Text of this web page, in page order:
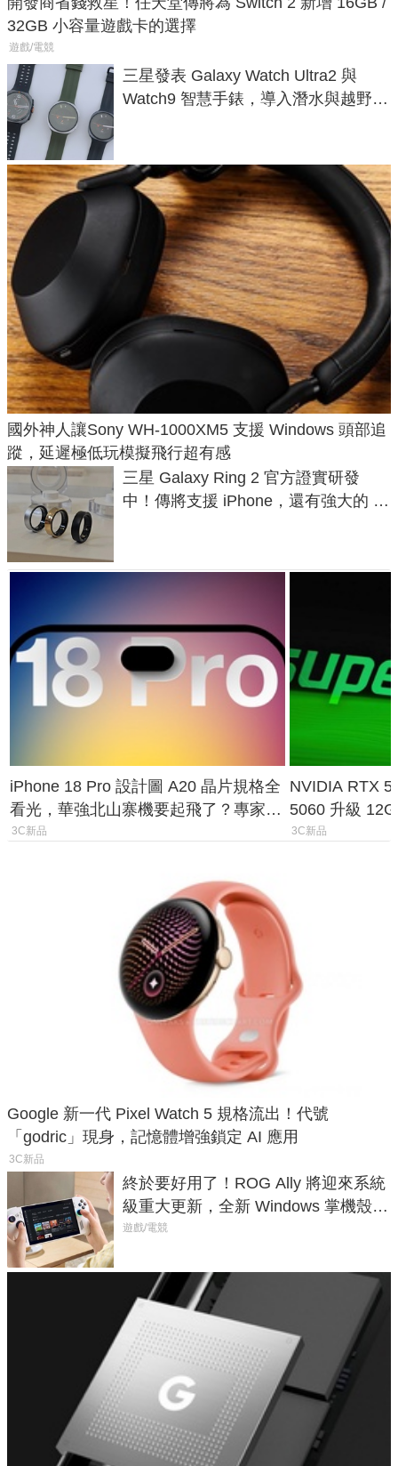
32GB 小容量遊戲卡的選擇
遊戲/電競
三星發表 Galaxy Watch Ultra2 與
Watch9 智慧手錶，導入潛水與越野跑
國外神人讓Sony WH-1000XM5 支援 Windows 頭部追
蹤，延遲極低玩模擬飛行超有感
三星 Galaxy Ring 2 官方證實研發
中！傳將支援 iPhone，還有強大的 AI
iPhone 18 Pro 設計圖 A20 晶片規格全
看光，華強北山寨機要起飛了？專家曝
山寨機無法復刻兩大關鍵
3C新品
NVIDIA RTX
5060 升級
次規格終於不
3C新品
Google 新一代 Pixel Watch 5 規格流出！代號
「godric」現身，記憶體增強鎖定 AI 應用
3C新品
終於要好用了！ROG Ally 將迎來系統
級重大更新，全新 Windows 掌機殼模
式讓操作就像 Xbox 一樣順暢
遊戲/電競